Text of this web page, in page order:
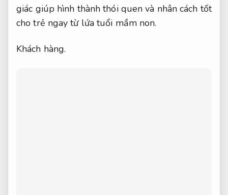
giác giúp hình thành thói quen và nhân cách tốt
cho trẻ ngay từ lứa tuổi mầm non.
Khách hàng.